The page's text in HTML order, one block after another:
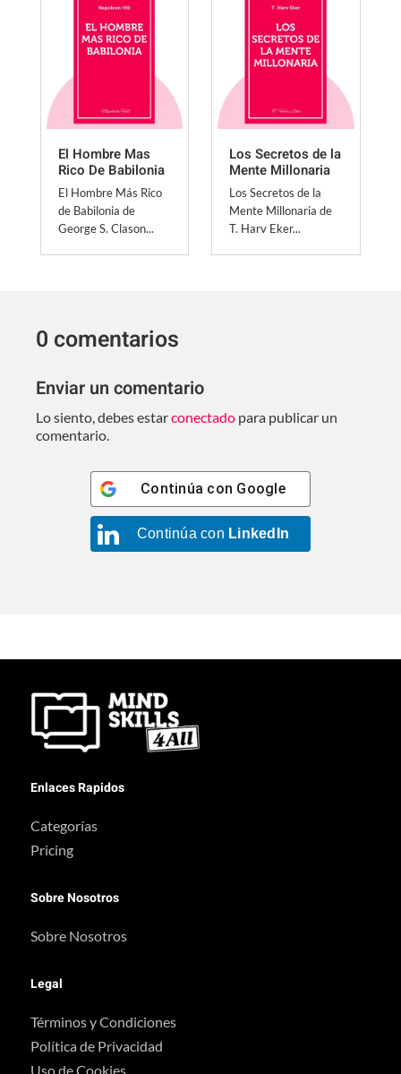
El Hombre Mas
Rico De Babilonia
El Hombre Más Rico
de Babilonia de
George S. Clason...
Los Secretos de la
Mente Millonaria
Los Secretos de la
Mente Millonaria de
T. Harv Eker...
0 comentarios
Enviar un comentario
Lo siento, debes estarconectado para publicar un
comentario.
Continúa con Google
Continúa con LinkedIn
Enlaces Rapidos
Categorías
Pricing
Sobre Nosotros
Sobre Nosotros
Legal
Términos y Condiciones
Política de Privacidad
Uso de Cookies